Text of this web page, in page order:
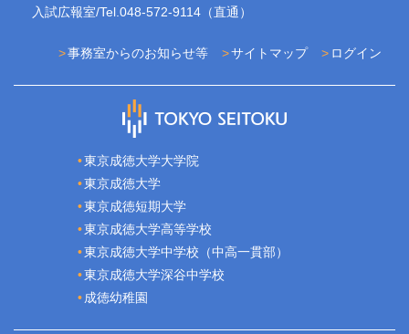
入試広報室/Tel.048-572-9114（直通）
ログイン
サイトマップ
事務室からのお知らせ等
東京成徳大学大学院
東京成徳大学
東京成徳短期大学
東京成徳大学高等学校
東京成徳大学中学校（中高一貫部）
東京成徳大学深谷中学校
成徳幼稚園